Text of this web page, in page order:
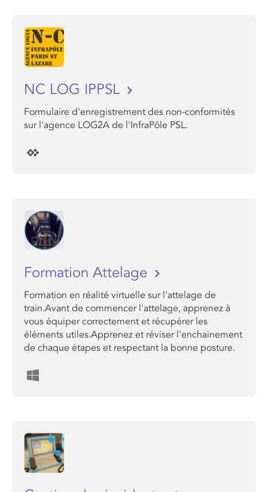
NC LOG IPPSL
Formulaire d'enregistrement des non-conformités
sur l'agence LOG2A de l'InfraPôle PSL.
Formation Attelage
Formation en réalité virtuelle sur l'attelage de
train.Avant de commencer l'attelage, apprenez à
vous équiper correctement et récupérer les
éléments utiles.Apprenez et réviser l'enchainement
de chaque étapes et respectant la bonne posture.